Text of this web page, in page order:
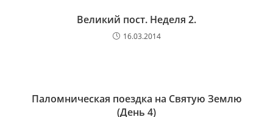
Великий пост. Неделя 2.
16.03.2014
Паломническая поездка на Святую Землю
(День 4)